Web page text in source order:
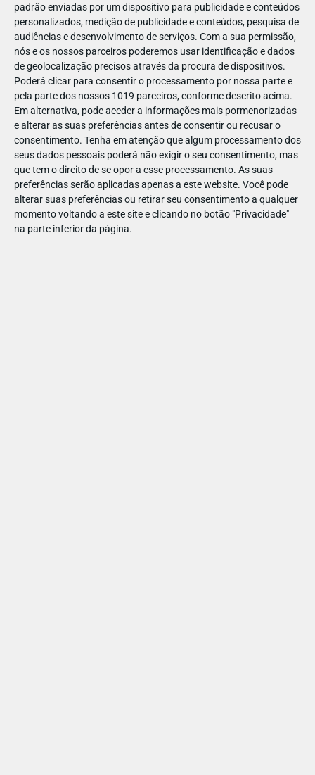
padrão enviadas por um dispositivo para publicidade e conteúdos
personalizados, medição de publicidade e conteúdos, pesquisa de
audiências e desenvolvimento de serviços. Com a sua permissão,
nós e os nossos parceiros poderemos usar identificação e dados
de geolocalização precisos através da procura de dispositivos.
Poderá clicar para consentir o processamento por nossa parte e
pela parte dos nossos 1019 parceiros, conforme descrito acima.
Em alternativa, pode aceder a informações mais pormenorizadas
e alterar as suas preferências antes de consentir ou recusar o
consentimento. Tenha em atenção que algum processamento dos
seus dados pessoais poderá não exigir o seu consentimento, mas
que tem o direito de se opor a esse processamento. As suas
preferências serão aplicadas apenas a este website. Você pode
alterar suas preferências ou retirar seu consentimento a qualquer
momento voltando a este site e clicando no botão "Privacidade"
na parte inferior da página.
Se aí em casa há quem adore fazer perguntas e descobrir
como funciona o mundo, vale a pena passar pelo Espaço
Ciência.
🤖 Robótica — Ver, aprender e fazer
🖨️ Impressão 3D — Um cravo a nascer
🎨 "Tintas que detetam quadros falsos"
📏 Metrologia — As medições do dia a dia
Para quem gosta de criar
Há oficinas durante todo o fim de semana para pôr as mãos
na massa: